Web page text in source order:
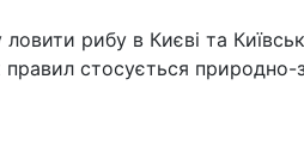
рибу в Києві та
правил стосується